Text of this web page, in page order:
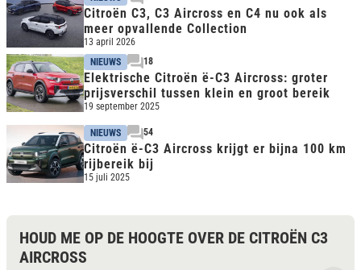
Citroën C3, C3 Aircross en C4 nu ook als
meer opvallende Collection
13 april 2026
NIEUWS
18
Elektrische Citroën ë-C3 Aircross: groter
prijsverschil tussen klein en groot bereik
19 september 2025
NIEUWS 54
Citroën ë-C3 Aircross krijgt er bijna 100 km
rijbereik bij
15 juli 2025
HOUD ME OP DE HOOGTE OVER DE CITROËN C3
AIRCROSS